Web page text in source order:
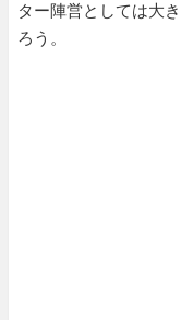
ター陣営としては大
ろう。